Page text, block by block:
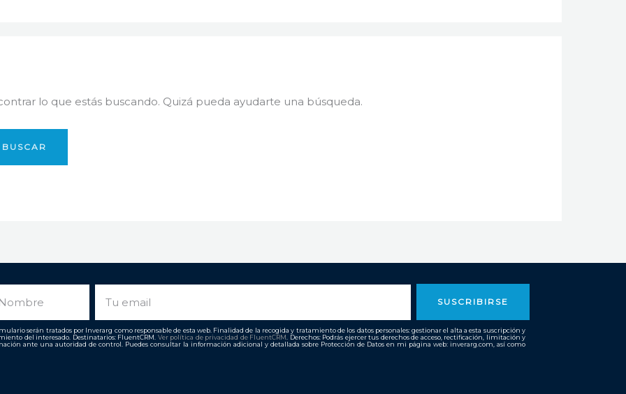
lo que estás buscando. Quizá pueda ayudarte una búsqueda.
SUSCRIBIRSE
serán tratados por Inverarg como responsable de esta web. Finalidad de la recogida y tratamiento de los datos personales: gestionar el alta a esta suscripción y
del interesado. Destinatarios: FluentCRM. Ver política de privacidad de FluentCRM. Derechos: Podrás ejercer tus derechos de acceso, rectificación, limitación y
ante una autoridad de control. Puedes consultar la información adicional y detallada sobre Protección de Datos en mi página web: inverarg.com, así como